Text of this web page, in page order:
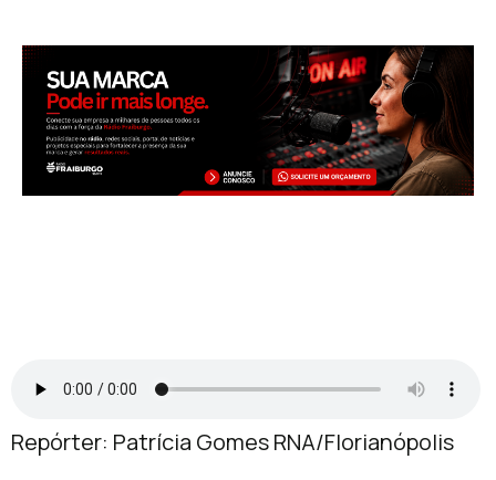
Repórter: Patrícia Gomes RNA/Florianópolis